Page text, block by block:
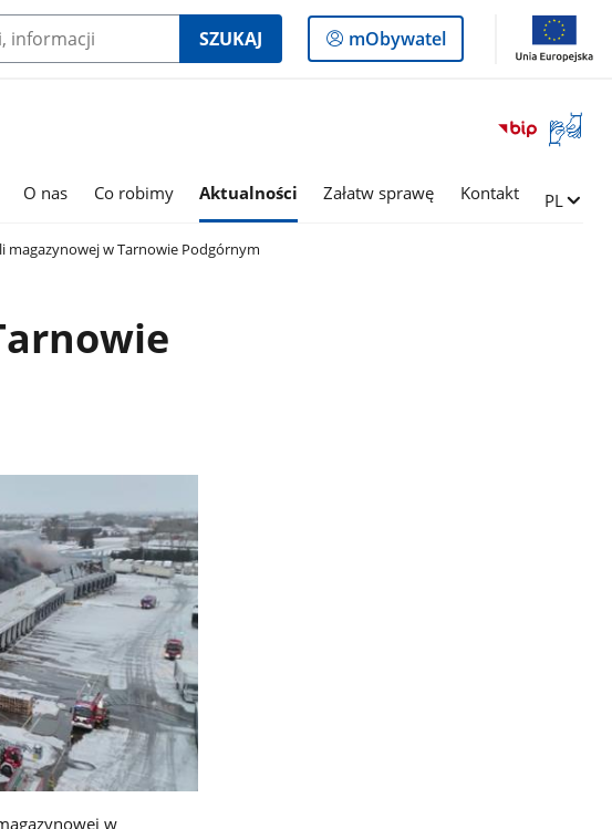
SZUKAJ
Logowanie
do
mObywatel
Otwórz
okno
języka
O nas Co robimy Aktualności Załatw sprawę Kontakt Zmień
PL
magazynowej w Tarnowie Podgórnym
w